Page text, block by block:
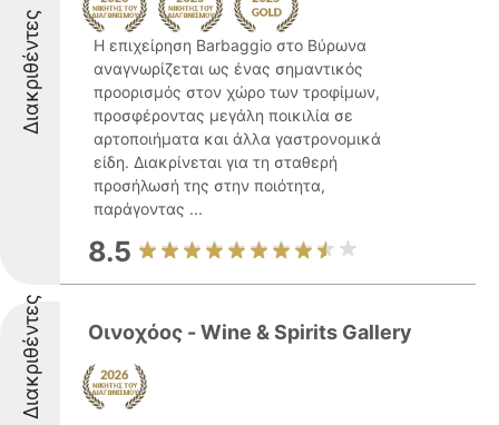
Διακριθέντες
Η επιχείρηση Barbaggio στο Βύρωνα
αναγνωρίζεται ως ένας σημαντικός
προορισμός στον χώρο των τροφίμων,
προσφέροντας μεγάλη ποικιλία σε
αρτοποιήματα και άλλα γαστρονομικά
είδη. Διακρίνεται για τη σταθερή
προσήλωσή της στην ποιότητα,
παράγοντας ...
8.5
Διακριθέντες Οινοχόος - Wine & Spirits Gallery